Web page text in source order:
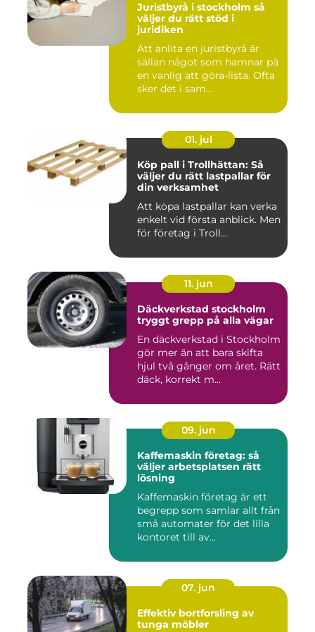
Juristbyrå i stockholm så
väljer du rätt stöd i
juridiken
Att anlita en juristbyrå är
sällan något som hamnar på
en vanlig att göra-lista. Ofta
sker det i sam...
01. jul
Köp pall i Trollhättan: Så
väljer du rätt lastpallar för
din verksamhet
Att köpa lastpallar kan verka
enkelt vid första anblick. Men
för företag i Troll...
11. jun
Däckverkstad stockholm
tryggt grepp på alla vägar
En däckverkstad i Stockholm
gör mer än att bara skifta
hjul två gånger om året. Rätt
däck, korrekt m...
09. jun
Kaffemaskin företag: så
väljer arbetsplatsen rätt
lösning
Kaffemaskin företag är ett
begrepp som samlar allt från
små automater för det lilla
kontoret till av...
07. jun
Effektiv bortforsling av
tunga möbler